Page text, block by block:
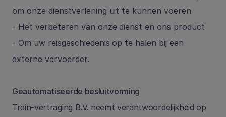
om onze dienstverlening uit te kunnen voeren
- Het verbeteren van onze dienst en ons product
- Om uw reisgeschiedenis op te halen bij een
externe vervoerder.
Geautomatiseerde besluitvorming
Trein-vertraging B.V. neemt verantwoordelijkheid op